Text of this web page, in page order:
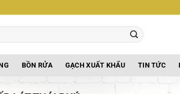
BỒN RỬA GẠCH XUẤT KHẨU TIN TỨC